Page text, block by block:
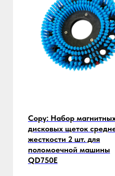
Copy: Набор
дисковых щеток
жесткости 2 шт. для
поломоечной машины
QD750E